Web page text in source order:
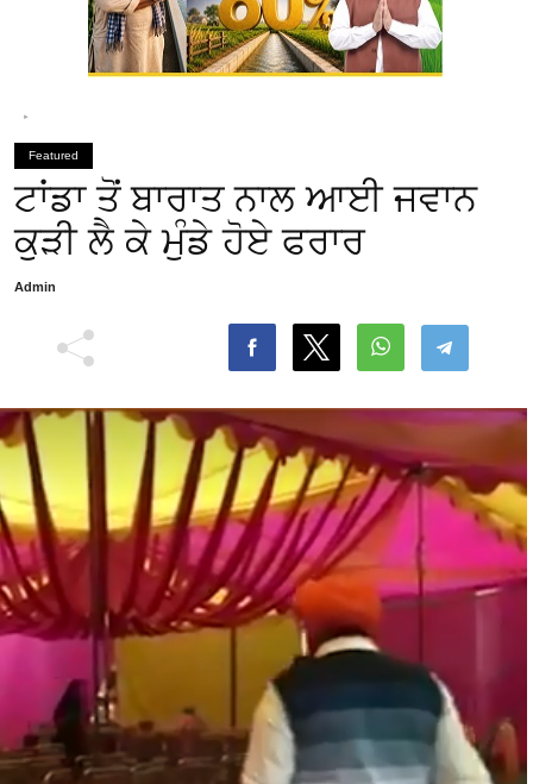
Featured
ਟਾਂਡਾ ਤੋਂ ਬਾਰਾਤ ਨਾਲ ਆਈ ਜਵਾਨ
ਕੁੜੀ ਲੈ ਕੇ ਮੁੰਡੇ ਹੋਏ ਫਰਾਰ
Admin